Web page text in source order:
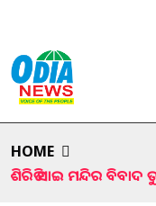
HOME
ଶିରିଡି ସାଇ ମନ୍ଦିର ବିବାଦ